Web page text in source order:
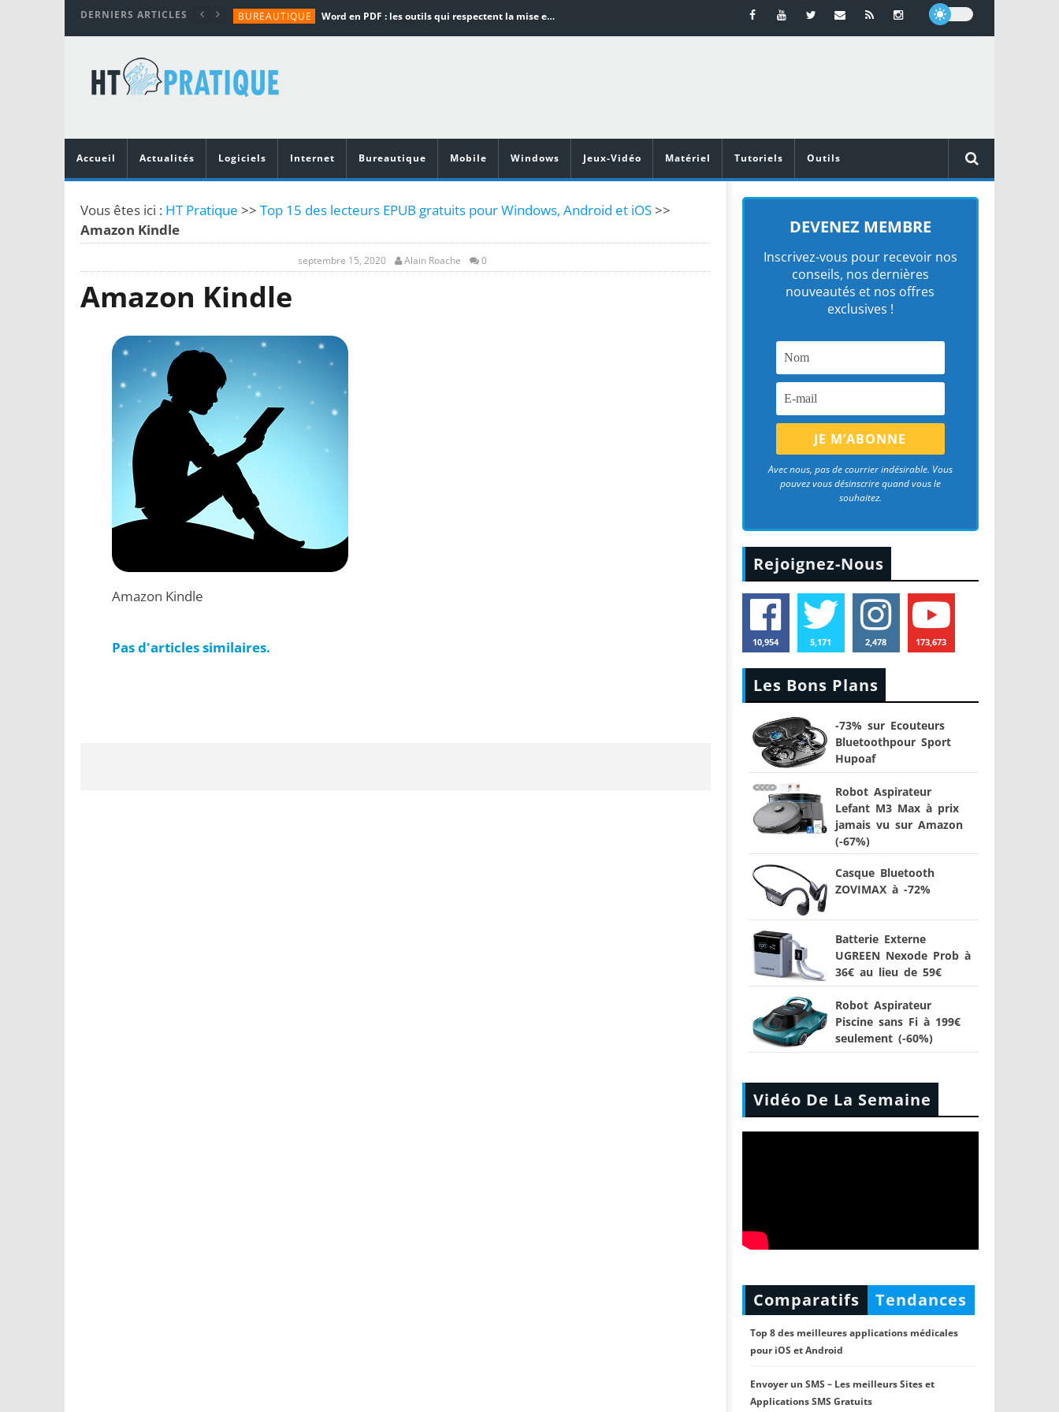
DERNIERS ARTICLES BUREAUTIQUE Word en PDF : les outils qui respectent la mise en page
TUTORIALS
MATÉRIEL
Vidéoprojecteurs Asus : Top 6 des meilleurs modèles de la marque
Accueil
Actualités Logiciels Internet Bureautique Mobile Windows Jeux-Vidéo Matériel Tutoriels Outils
Vous êtes ici : HT Pratique >> Top 15 des lecteurs EPUB gratuits pour Windows, Android et iOS>>
Amazon Kindle
septembre 15, 2020 Alain Roache 0
Amazon Kindle
Amazon Kindle
Pas d'articles similaires.
DEVENEZ MEMBRE
Inscrivez-vous pour recevoir nos
conseils, nos dernières
nouveautés et nos offres
exclusives !
Avec nous, pas de courrier indésirable. Vous
pouvez vous désinscrire quand vous le
souhaitez.
Rejoignez-Nous
10,954 5,171 2,478 173,673
Les Bons Plans
-73% sur Ecouteurs
Bluetoothpour Sport
Hupoaf
Robot Aspirateur
Lefant M3 Max à prix
jamais vu sur Amazon
(-67%)
Casque Bluetooth
ZOVIMAX à -72%
Batterie Externe
UGREEN Nexode Prob à
36€ au lieu de 59€
Robot Aspirateur
Piscine sans Fi à 199€
seulement (-60%)
Vidéo De La Semaine
Comparatifs Tendances
Top 8 des meilleures applications médicales
pour iOS et Android
Envoyer un SMS – Les meilleurs Sites et
Applications SMS Gratuits